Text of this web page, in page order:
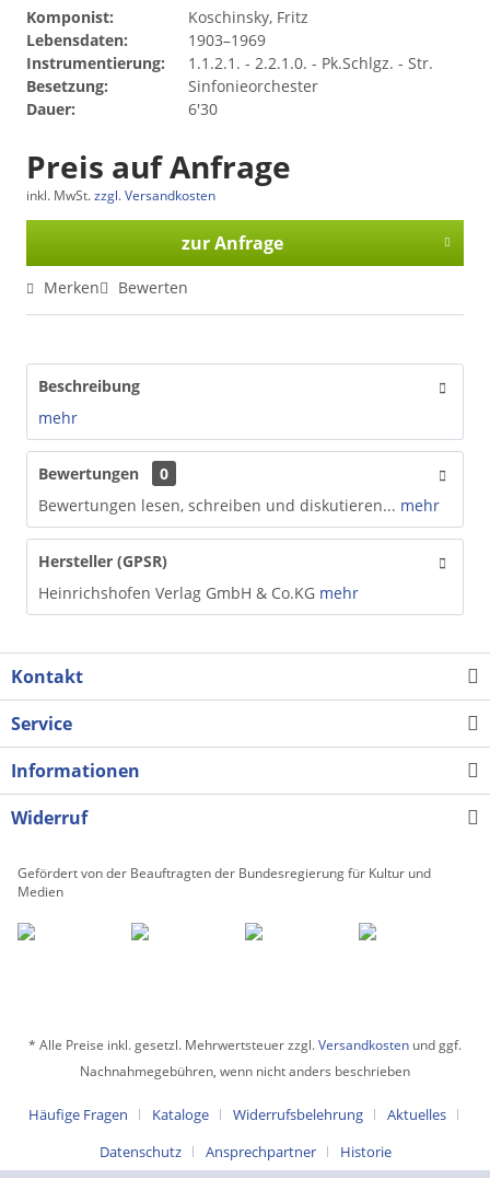
Komponist:
Koschinsky, Fritz
Lebensdaten:
1903–1969
Instrumentierung:
1.1.2.1. - 2.2.1.0. - Pk.Schlgz. - Str.
Besetzung:
Sinfonieorchester
Dauer:
6'30
Preis auf Anfrage
inkl. MwSt.zzgl. Versandkosten
zur Anfrage
Merken Bewerten
Beschreibung
mehr
Bewertungen
0
Bewertungen lesen, schreiben und diskutieren... mehr
Hersteller (GPSR)
Heinrichshofen Verlag GmbH & Co.KG mehr
Kontakt
Service
Informationen
Widerruf
Gefördert von der Beauftragten der Bundesregierung für Kultur und
Medien
* Alle Preise inkl. gesetzl. Mehrwertsteuer zzgl.Versandkosten und ggf.
Nachnahmegebühren, wenn nicht anders beschrieben
Häufige Fragen Kataloge Widerrufsbelehrung
Aktuelles
Datenschutz
Ansprechpartner Historie